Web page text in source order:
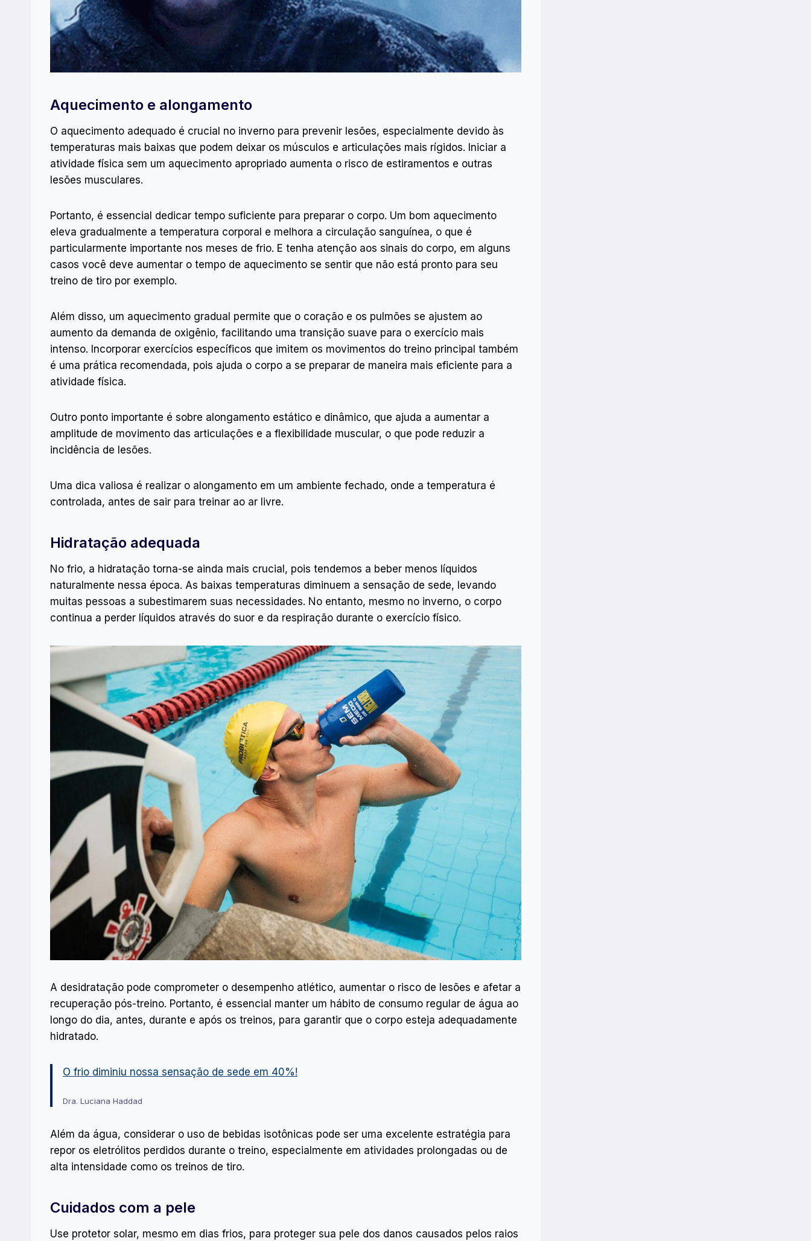
Aquecimento e alongamento
O aquecimento adequado é crucial no inverno para prevenir lesões, especialmente devido às
temperaturas mais baixas que podem deixar os músculos e articulações mais rígidos. Iniciar a
atividade física sem um aquecimento apropriado aumenta o risco de estiramentos e outras
lesões musculares.
Portanto, é essencial dedicar tempo suficiente para preparar o corpo. Um bom aquecimento
eleva gradualmente a temperatura corporal e melhora a circulação sanguínea, o que é
particularmente importante nos meses de frio. E tenha atenção aos sinais do corpo, em alguns
casos você deve aumentar o tempo de aquecimento se sentir que não está pronto para seu
treino de tiro por exemplo.
Além disso, um aquecimento gradual permite que o coração e os pulmões se ajustem ao
aumento da demanda de oxigênio, facilitando uma transição suave para o exercício mais
intenso. Incorporar exercícios específicos que imitem os movimentos do treino principal também
é uma prática recomendada, pois ajuda o corpo a se preparar de maneira mais eficiente para a
atividade física.
Outro ponto importante é sobre alongamento estático e dinâmico, que ajuda a aumentar a
amplitude de movimento das articulações e a flexibilidade muscular, o que pode reduzir a
incidência de lesões.
Uma dica valiosa é realizar o alongamento em um ambiente fechado, onde a temperatura é
controlada, antes de sair para treinar ao ar livre.
Hidratação adequada
No frio, a hidratação torna-se ainda mais crucial, pois tendemos a beber menos líquidos
naturalmente nessa época. As baixas temperaturas diminuem a sensação de sede, levando
muitas pessoas a subestimarem suas necessidades. No entanto, mesmo no inverno, o corpo
continua a perder líquidos através do suor e da respiração durante o exercício físico.
A desidratação pode comprometer o desempenho atlético, aumentar o risco de lesões e afetar a
recuperação pós-treino. Portanto, é essencial manter um hábito de consumo regular de água ao
longo do dia, antes, durante e após os treinos, para garantir que o corpo esteja adequadamente
hidratado.
O frio diminiu nossa sensação de sede em 40%!
Dra. Luciana Haddad
Além da água, considerar o uso de bebidas isotônicas pode ser uma excelente estratégia para
repor os eletrólitos perdidos durante o treino, especialmente em atividades prolongadas ou de
alta intensidade como os treinos de tiro.
Cuidados com a pele
Use protetor solar, mesmo em dias frios, para proteger sua pele dos danos causados pelos raios